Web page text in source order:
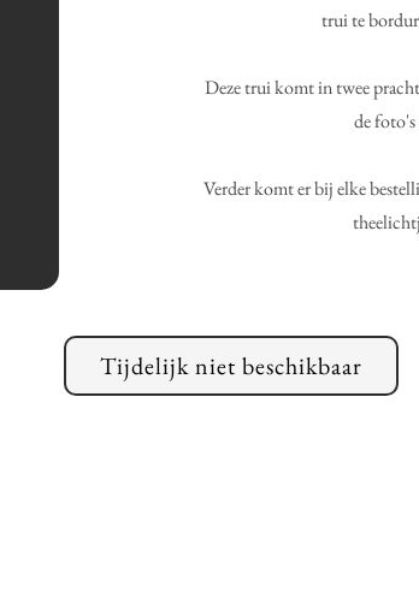
trui te
Deze trui komt in twee
de foto's
Verder komt er bij elke
Tijdelijk niet beschikbaar